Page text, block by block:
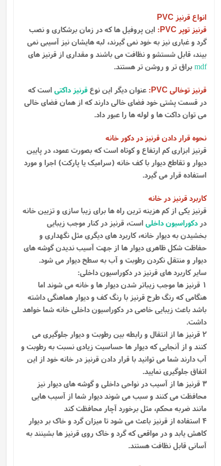
انواع قرنیز PVC
قرنیز توپر PVC
: این پروفیل ها که در زمان برشکاری و نصب
گرد و غباری نیز به خود نمی گیرند، لبه هایشان نیز آسیبی نمی
بیند، قابل شستشو و نظافت می باشند و مقداری از قرنیز های
mdfبراق تر و روشن تر هستند.
قرنیز توخالی PVC
: عنوان دیگر این نوعقرنیز داکتی است که
در قسمت پشتی خود فضای خالی دارند که از همان فضای خالی
می توان داکت ها و لوله ها را عبور داد.
نحوه قرار دادن قرنیز در دکور خانه
قرنیز ابزاری کم ارتفاع و کوتاه است که بصورت عمود، در پایین
دیوار و تقاطع دیوار با کف خانه (سرامیک یا پارکت) اجرا و مورد
استفاده قرار می گیرد.
کاربرد قرنیز در خانه
قرنیز یکی از کم هزینه ترین راه ها برای زیبا سازی و تزیین خانه
در دکوراسیون داخلی است، قرنیز در کنار موجب زیبایی
بخشیدن به دیوار خانه، کاربرد های دیگری مثل نگهداری و
حفاظت شکل ظاهری دیوار ها از جهت آسیب ندیدن گوشه ‌های
دیوار و منتقل نکردن رطوبت و آب به سطح دیوار می‌ شود.
سایر کاربرد های قرنیز در دکوراسیون داخلی:
1 قرنیز ها موجب زیباتر شدن دیوار ها و خانه می شوند اما
هنگامی که رنگ طرح قرنیز با رنگ کف و دیوار هماهنگی داشته
باشد باعث زیبایی خاصی در دکوراسیون داخلی خانه شما خواهد
داشت.
2 قرنیز ها از انتقال و رابطه بین رطوبت و دیوار جلوگیری می
کنند و از آنجایی که دیوار ها حساسیت زیادی نسبت به رطوبت و
آب دارند شما می توانید با قرار دادن قرنیز در خانه خود از این
اتفاق جلوگیری نمایید.
3 قرنیز ها از آسیب در نواحی داخلی و گوشه های دیوار نیز
محافظت می کنند و سبب می شوند دیوار شما از آسیب هایی
مانند ضربه محکم، مثل برخورد آچار محافظت کند
4 استفاده از قرنیز باعث می شود تا میزان گرد و خاک بر دیوار
کاهش یابد و در مواقعی که گرد و خاک روی قرنیز ها بشینند به
آسانی قابل نظافت هستند.